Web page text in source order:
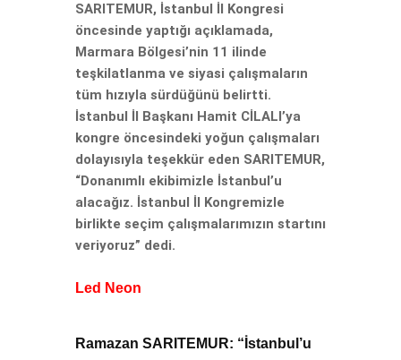
SARITEMUR, İstanbul İl Kongresi
öncesinde yaptığı açıklamada,
Marmara Bölgesi’nin 11 ilinde
teşkilatlanma ve siyasi çalışmaların
tüm hızıyla sürdüğünü belirtti.
İstanbul İl Başkanı Hamit CİLALI’ya
kongre öncesindeki yoğun çalışmaları
dolayısıyla teşekkür eden SARITEMUR,
“Donanımlı ekibimizle İstanbul’u
alacağız. İstanbul İl Kongremizle
birlikte seçim çalışmalarımızın startını
veriyoruz” dedi.
Led Neon
Ramazan SARITEMUR: “İstanbul’u